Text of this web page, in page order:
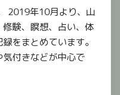
2019年10月より、山
験、瞑想、占い、体
をまとめています。
付きなどが中心で